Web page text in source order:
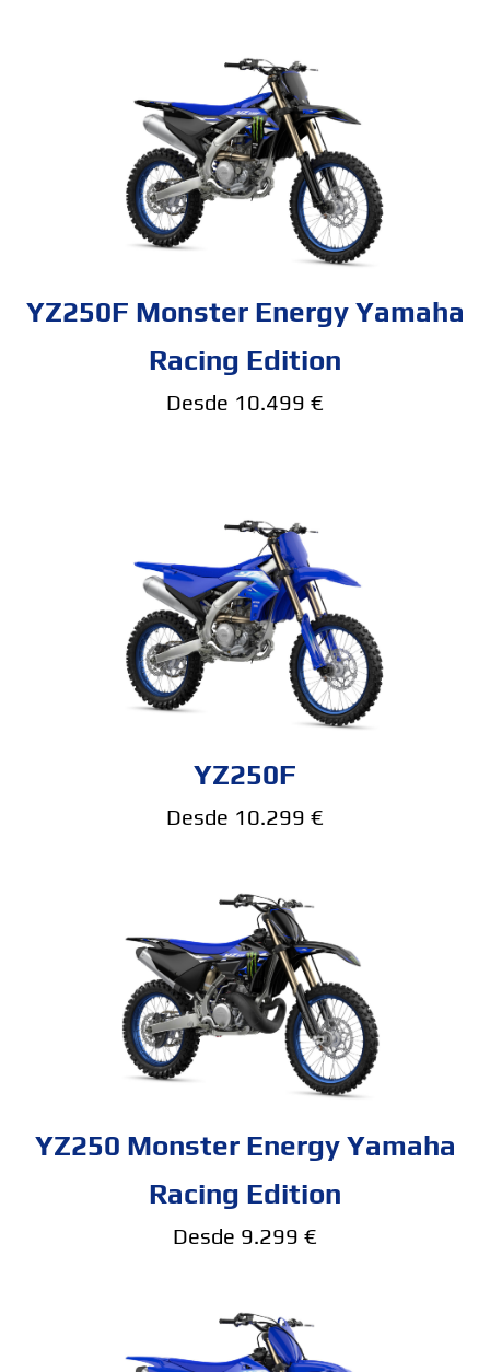
YZ250F Monster Energy Yamaha
Racing Edition
Desde 10.499 €
YZ250F
Desde 10.299 €
YZ250 Monster Energy Yamaha
Racing Edition
Desde 9.299 €